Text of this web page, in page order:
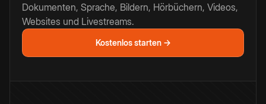
Dokumenten, Sprache, Bildern, Hörbüchern, Videos,
Websites und Livestreams.
Kostenlos starten →